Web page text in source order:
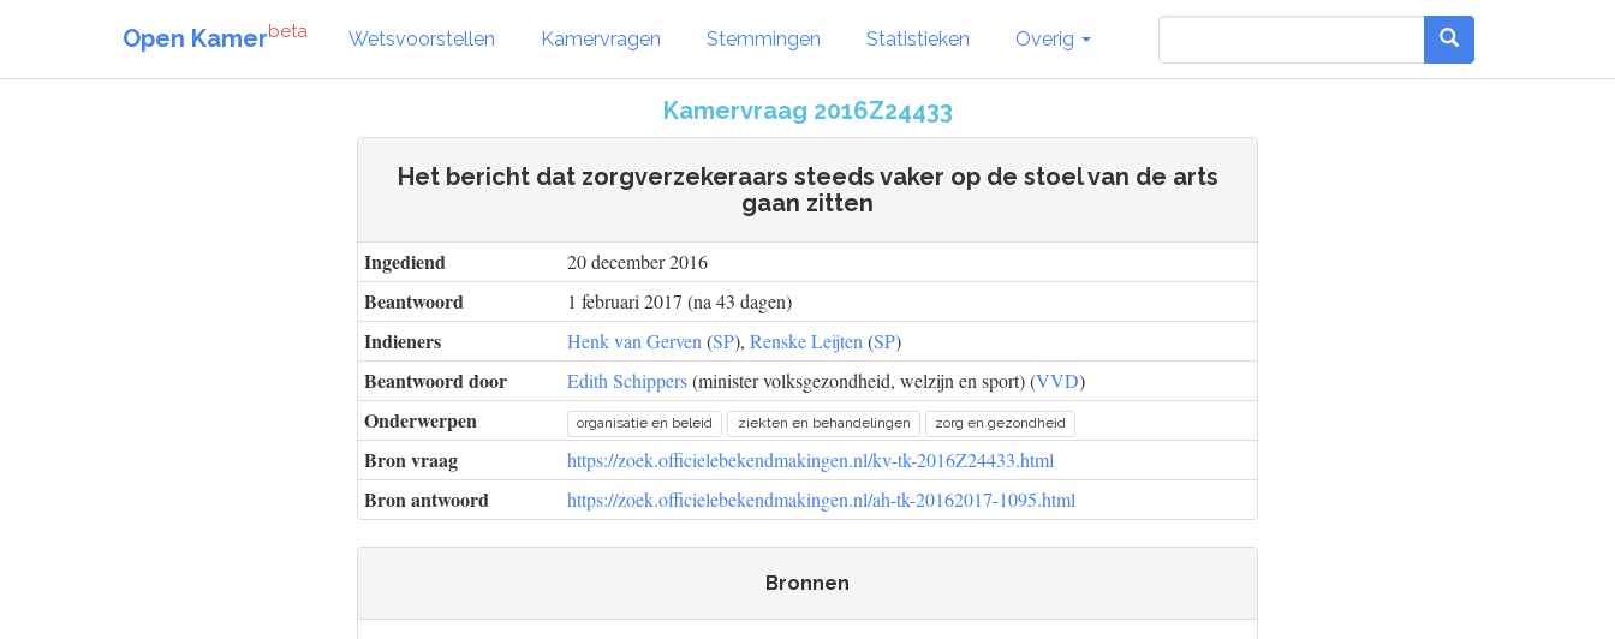
Open Kamerbeta Wetsvoorstellen Kamervragen Stemmingen Statistieken Overig
Kamervraag 2016Z24433
Het bericht dat zorgverzekeraars steeds vaker op de stoel van de arts
gaan zitten
Ingediend 20 december 2016
Beantwoord 1 februari 2017 (na 43 dagen)
Indieners Henk van Gerven (SP), Renske Leijten (SP)
Beantwoord door Edith Schippers(minister volksgezondheid, welzijn en sport) (VVD)
Onderwerpen organisatie en beleid ziekten en behandelingen zorg en gezondheid
Bron vraag https://zoek.officielebekendmakingen.nl/kv-tk-2016Z24433.html
Bron antwoord https://zoek.officielebekendmakingen.nl/ah-tk-20162017-1095.html
Bronnen